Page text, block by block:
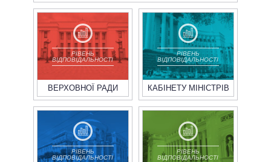
РІВЕНЬ
ВІДПОВІДАЛЬНОСТІ
ВЕРХОВНОЇ РАДИ
РІВЕНЬ
ВІДПОВІДАЛЬНОСТІ
КАБІНЕТУ МІНІСТРІВ
РІВЕНЬ
ВІДПОВІДАЛЬНОСТІ
РІВЕНЬ
ВІДПОВІДАЛЬНОСТІ